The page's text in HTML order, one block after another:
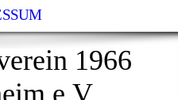
1966
e.V.